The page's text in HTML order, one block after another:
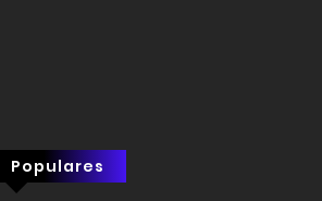
Populares